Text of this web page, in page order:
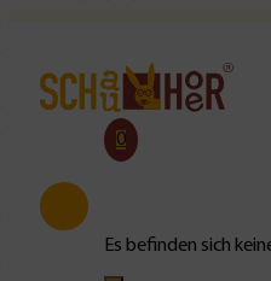
0
Es befinden sich